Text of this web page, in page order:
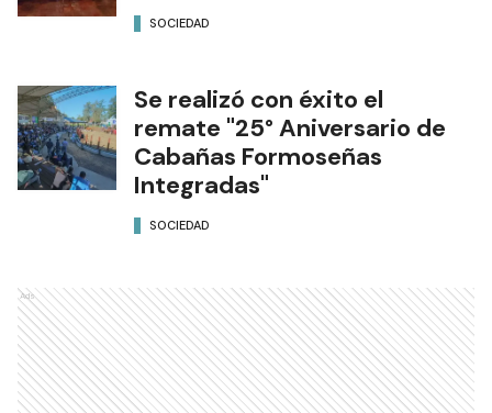
SOCIEDAD
Se realizó con éxito el
remate "25° Aniversario de
Cabañas Formoseñas
Integradas"
SOCIEDAD
Ads